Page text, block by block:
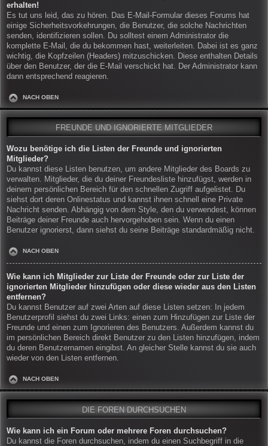
erhalten!
Es tut uns leid, das zu hören. Das E-Mail-Formular dieses Forums hat
einige Sicherheitsvorkehrungen, die Benutzer, die solche Nachrichten
senden, identifizieren sollen. Du solltest einem Administrator die
komplette E-Mail, die du bekommen hast, weiterleiten. Dabei ist es ganz
wichtig, die Kopfzeilen (Headers) mitzuschicken. Diese enthalten Details
über den Benutzer, der die E-Mail verschickt hat. Der Administrator kann
dann entsprechend reagieren.
NACH OBEN
FREUNDE UND IGNORIERTE MITGLIEDER
Wozu benötige ich die Listen der Freunde und ignorierten
Mitglieder?
Du kannst diese Listen benutzen, um andere Mitglieder des Boards zu
verwalten. Mitglieder, die du deiner Freundesliste hinzufügst, werden in
deinem persönlichen Bereich für den schnellen Zugriff aufgelistet. Du
siehst dort deren Onlinestatus und kannst ihnen schnell eine Private
Nachricht senden. Abhängig von dem Style, den du verwendest, können
Beiträge deiner Freunde auch hervorgehoben sein. Wenn du einen
Benutzer ignorierst, dann siehst du seine Beiträge standardmäßig nicht.
NACH OBEN
Wie kann ich Mitglieder zur Liste der Freunde oder zur Liste der
ignorierten Mitglieder hinzufügen oder diese wieder aus den Listen
entfernen?
Du kannst Benutzer auf zwei Arten auf diese Listen setzen: In jedem
Benutzerprofil siehst du zwei Links: einen zum Hinzufügen zur Liste der
Freunde und einen zum Ignorieren des Benutzers. Außerdem kannst du
im persönlichen Bereich direkt Benutzer zu den Listen hinzufügen, indem
du deren Benutzernamen eingibst. An gleicher Stelle kannst du sie auch
wieder von den Listen entfernen.
NACH OBEN
DIE FOREN DURCHSUCHEN
Wie kann ich ein Forum oder mehrere Foren durchsuchen?
Du kannst die Foren durchsuchen, indem du einen Suchbegriff in die